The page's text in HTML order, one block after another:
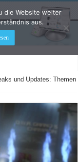
und Updates: Themen
die Website weiter
aus.